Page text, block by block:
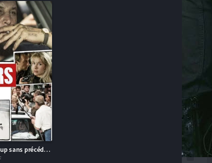
Gladbeck : Un hold-up sans précédent